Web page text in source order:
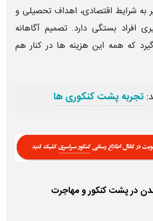
به شرایط اقتصادی، اهداف تحصیلی و
افراد بستگی دارد. تصمیم آگاهانه
که همه این هزینه ها در کنار هم
تجربه پشت کنکوری ها
در پشت کنکور و مهاجرت